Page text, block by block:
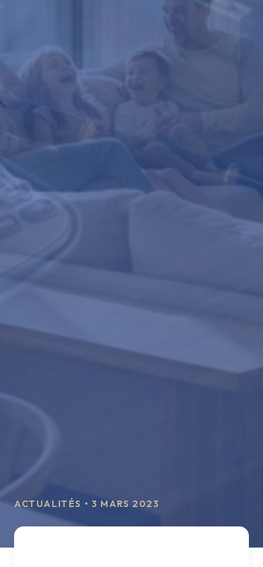
ACTUALITÉS • 3 MARS 2023